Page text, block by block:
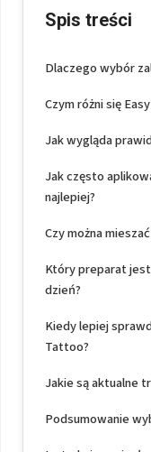
Spis treści
Dlaczego wybór
Czym różni się
Jak wygląda
Jak często
najlepiej?
Czy można
Który preparat jest
dzień?
Kiedy lepiej
Tattoo?
Jakie są aktualne
Podsumowanie